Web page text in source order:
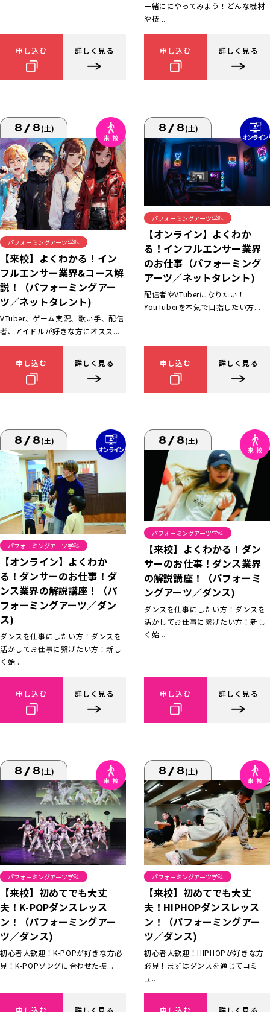
申し込む 詳しく見る
一緒ににやってみよう！どんな機材
や技...
申し込む 詳しく見る
8/8(土)
パフォーミングアーツ学科
【来校】よくわかる！イン
フルエンサー業界&コース解
説！（パフォーミングアー
ツ／ネットタレント)
VTuber、ゲーム実況、歌い手、配信
者、アイドルが好きな方にオスス...
申し込む 詳しく見る
8/8(土)
パフォーミングアーツ学科
【オンライン】よくわか
る！インフルエンサー業界
のお仕事（パフォーミング
アーツ／ネットタレント)
配信者やVTuberになりたい！
YouTuberを本気で目指したい方...
申し込む 詳しく見る
8/8(土)
パフォーミングアーツ学科
【オンライン】よくわか
る！ダンサーのお仕事！ダ
ンス業界の解説講座！（パ
フォーミングアーツ／ダン
ス)
ダンスを仕事にしたい方！ダンスを
活かしてお仕事に繋げたい方！新し
く始...
申し込む 詳しく見る
8/8(土)
パフォーミングアーツ学科
【来校】よくわかる！ダン
サーのお仕事！ダンス業界
の解説講座！（パフォーミ
ングアーツ／ダンス)
ダンスを仕事にしたい方！ダンスを
活かしてお仕事に繋げたい方！新し
く始...
申し込む 詳しく見る
8/8(土)
パフォーミングアーツ学科
【来校】初めてでも大丈
夫！K-POPダンスレッス
ン！（パフォーミングアー
ツ／ダンス)
初心者大歓迎！K-POPが好きな方必
見！K-POPソングに合わせた振...
申し込む 詳しく見る
8/8(土)
パフォーミングアーツ学科
【来校】初めてでも大丈
夫！HIPHOPダンスレッス
ン！（パフォーミングアー
ツ／ダンス)
初心者大歓迎！HIPHOPが好きな方
必見！まずはダンスを通じてコミ
ュ...
申し込む 詳しく見る